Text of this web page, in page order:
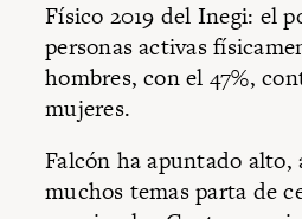
Físico 2019 del Inegi: el
personas activas
hombres, con el 47%,
mujeres.
Falcón ha apuntado alto,
muchos temas parta de